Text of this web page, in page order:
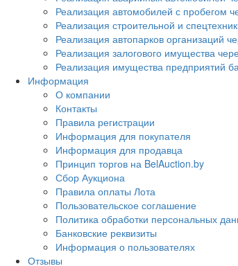
Реализация автомобилей с пробегом
Реализация строительной и
Реализация автопарков организаций
Реализация залогового имущества
Реализация имущества предприятий
Информация
О компании
Контакты
Правила регистрации
Информация для покупателя
Информация для продавца
Принцип торгов на BelAuction.by
Сбор Аукциона
Правила оплаты Лота
Пользовательское соглашение
Политика обработки персональных
Банковские реквизиты
Информация о пользователях
Отзывы